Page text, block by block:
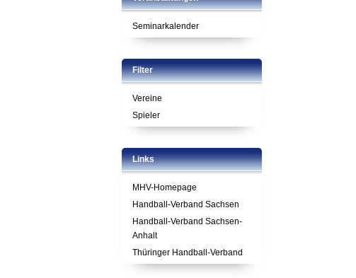
Seminarkalender
Filter
Vereine
Spieler
Links
MHV-Homepage
Handball-Verband Sachsen
Handball-Verband Sachsen-
Anhalt
Thüringer Handball-Verband